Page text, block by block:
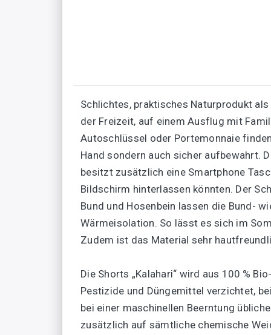
Schlichtes, praktisches Naturprodukt
der Freizeit, auf einem Ausflug mit
Autoschlüssel oder Portemonnaie
Hand sondern auch sicher aufbewahrt.
besitzt zusätzlich eine Smartphone
Bildschirm hinterlassen könnten. Der
Bund und Hosenbein lassen die Bund-
Wärmeisolation. So lässt es sich im
Zudem ist das Material sehr
Die Shorts „Kalahari“ wird aus 100 %
Pestizide und Düngemittel verzichtet,
bei einer maschinellen Beerntung
zusätzlich auf sämtliche chemische